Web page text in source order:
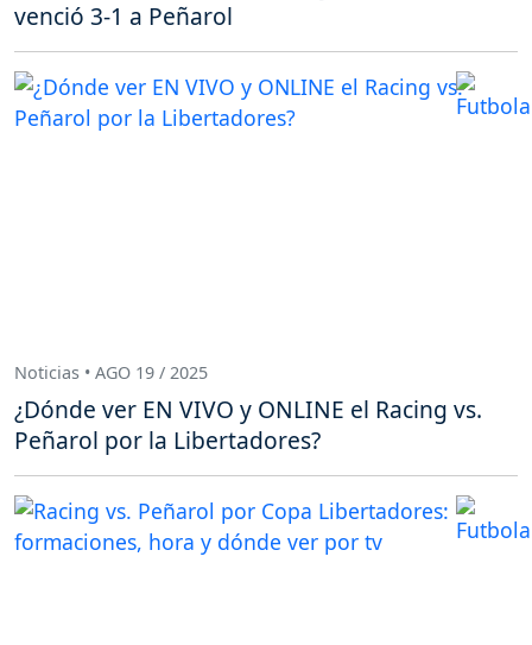
venció 3-1 a Peñarol
Noticias • AGO 19 / 2025
¿Dónde ver EN VIVO y ONLINE el Racing vs.
Peñarol por la Libertadores?